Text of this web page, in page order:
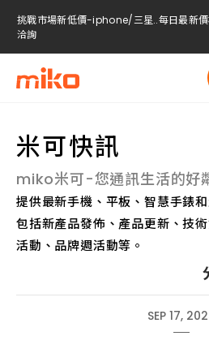
洽詢
挑戰市場新低價-iphone/三星..每日最新價
洽詢
挑戰市場新低價-iphone/三星..每日最新價
米可快訊
miko米可-您通訊生活的好
提供最新手機、平板、智慧手錶
包括新產品發佈、產品更新、技
活動、品牌週活動等。
SEP 17,